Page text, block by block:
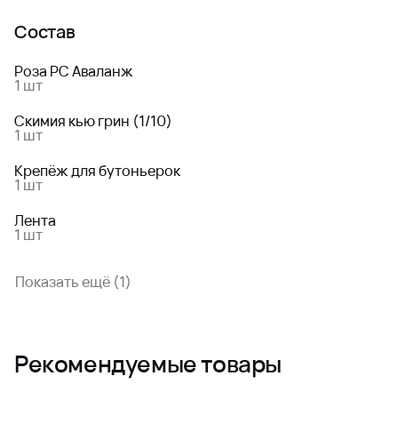
Состав
Роза РС Аваланж
1 шт
Скимия кью грин (1/10)
1 шт
Крепёж для бутоньерок
1 шт
Лента
1 шт
Показать ещё (1)
Рекомендуемые товары